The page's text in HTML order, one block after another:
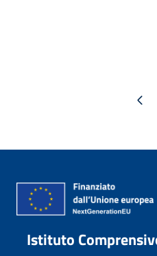
Pagina
Istituto